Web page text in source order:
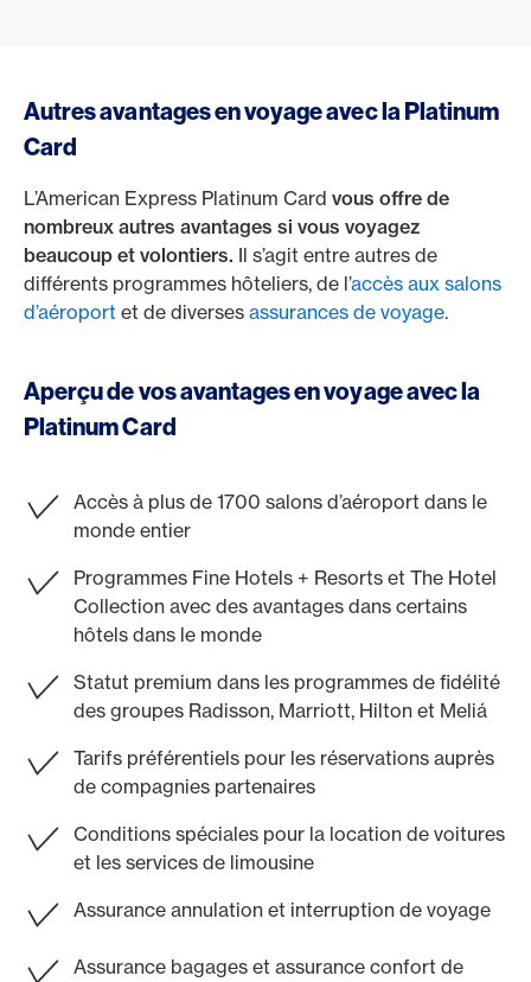
Autres avantages en voyage avec la Platinum
Card
L’American Express Platinum Card vous offre de
nombreux autres avantages si vous voyagez
beaucoup et volontiers. Il s’agit entre autres de
différents programmes hôteliers, de l’accès aux salons
d’aéroport et de diverses assurances de voyage.
Aperçu de vos avantages en voyage avec la
Platinum Card
Accès à plus de 1700 salons d’aéroport dans le
monde entier
Programmes Fine Hotels + Resorts et The Hotel
Collection avec des avantages dans certains
hôtels dans le monde
Statut premium dans les programmes de fidélité
des groupes Radisson, Marriott, Hilton et Meliá
Tarifs préférentiels pour les réservations auprès
de compagnies partenaires
Conditions spéciales pour la location de voitures
et les services de limousine
Assurance annulation et interruption de voyage
Assurance bagages et assurance confort de